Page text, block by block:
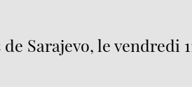
Sarajevo, le vendredi